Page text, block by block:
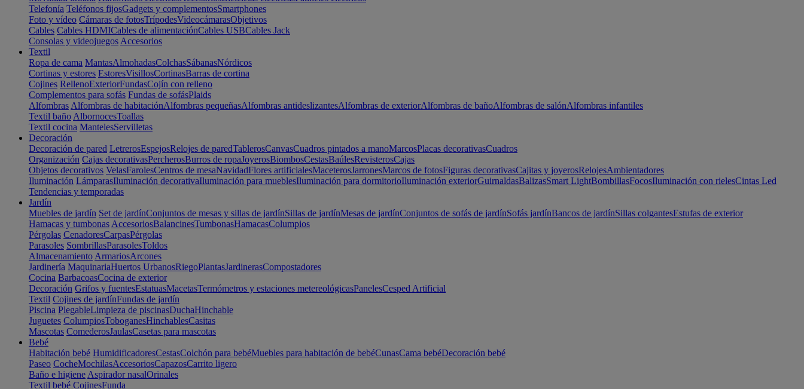
Telefonía Teléfonos fijosGadgets y complementosSmartphones
Foto y vídeo Cámaras de fotosTrípodesVideocámarasObjetivos
Cables Cables HDMICables de alimentaciónCables USBCables Jack
Consolas y videojuegos Accesorios
Textil
Ropa de cama MantasAlmohadasColchasSábanasNórdicos
Cortinas y estores EstoresVisillosCortinasBarras de cortina
Cojines RellenoExteriorFundasCojín con relleno
Complementos para sofás Fundas de sofásPlaids
Alfombras Alfombras de habitaciónAlfombras pequeñasAlfombras antideslizantesAlfombras de exteriorAlfombras de bañoAlfombras de salónAlfombras infantiles
Textil baño AlbornocesToallas
Textil cocina MantelesServilletas
Decoración
Decoración de pared LetrerosEspejosRelojes de paredTablerosCanvasCuadros pintados a manoMarcosPlacas decorativasCuadros
Organización Cajas decorativasPercherosBurros de ropaJoyerosBiombosCestasBaúlesRevisterosCajas
Objetos decorativos VelasFarolesCentros de mesaNavidadFlores artificialesMaceterosJarronesMarcos de fotosFiguras decorativasCajitas y joyerosRelojesAmbientadores
Iluminación LámparasIluminación decorativaIluminación para mueblesIluminación para dormitorioIluminación exteriorGuirnaldasBalizasSmart LightBombillasFocosIluminación con rielesCintas Led
Tendencias y temporadas
Jardín
Muebles de jardín Set de jardínConjuntos de mesas y sillas de jardínSillas de jardínMesas de jardínConjuntos de sofás de jardínSofás jardínBancos de jardínSillas colgantesEstufas de exterior
Hamacas y tumbonas AccesoriosBalancinesTumbonasHamacasColumpios
Pérgolas CenadoresCarpasPérgolas
Parasoles SombrillasParasolesToldos
Almacenamiento ArmariosArcones
Jardinería MaquinariaHuertos UrbanosRiegoPlantasJardinerasCompostadores
Cocina BarbacoasCocina de exterior
Decoración Grifos y fuentesEstatuasMacetasTermómetros y estaciones metereológicasPanelesCesped Artificial
Textil Cojines de jardínFundas de jardín
Piscina PlegableLimpieza de piscinasDuchaHinchable
Juguetes ColumpiosToboganesHinchablesCasitas
Mascotas ComederosJaulasCasetas para mascotas
Bebé
Habitación bebé HumidificadoresCestasColchón para bebéMuebles para habitación de bebéCunasCama bebéDecoración bebé
Paseo CocheMochilasAccesoriosCapazosCarrito ligero
Baño e higiene Aspirador nasalOrinales
Textil bebé CojinesFunda